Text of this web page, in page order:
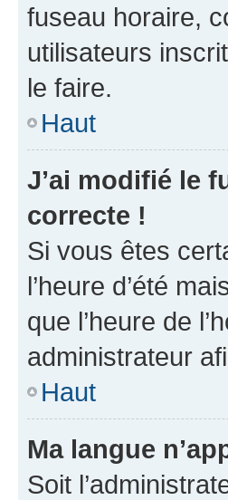
fuseau horaire,
utilisateurs
le faire.
Haut
J’ai modifié le
correcte !
Si vous êtes
l’heure d’été
que l’heure de
administrateur
Haut
Ma langue
Soit